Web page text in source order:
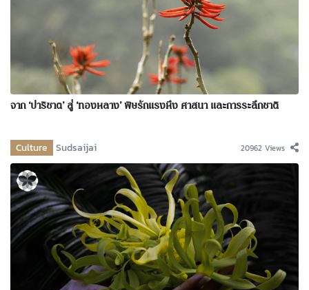
จาก ‘ปาริชาต’ สู่ ‘ทองหลาง’ พิษรักแรงหึง ศาสนา และการระลึกชาติ
Culture Sudsaijai 20962 Views